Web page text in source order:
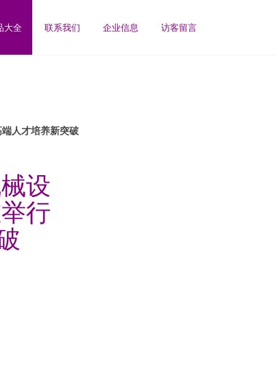
大全 联系我们 企业信息 访客留言
人才培养新突破
设
行